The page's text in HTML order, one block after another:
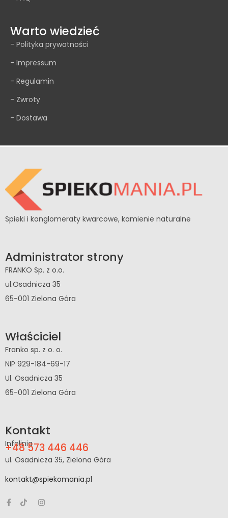
Warto wiedzieć
- Polityka prywatności
- Impressum
- Regulamin
- Zwroty
- Dostawa
Spieki i konglomeraty kwarcowe, kamienie naturalne
Administrator strony
FRANKO Sp. z o.o.
ul.Osadnicza 35
65-001 Zielona Góra
Właściciel
Franko sp. z o. o.
NIP 929-184-69-17
Ul. Osadnicza 35
65-001 Zielona Góra
Kontakt
Infolinia
+48 573 446 446
ul. Osadnicza 35, Zielona Góra
kontakt@spiekomania.pl